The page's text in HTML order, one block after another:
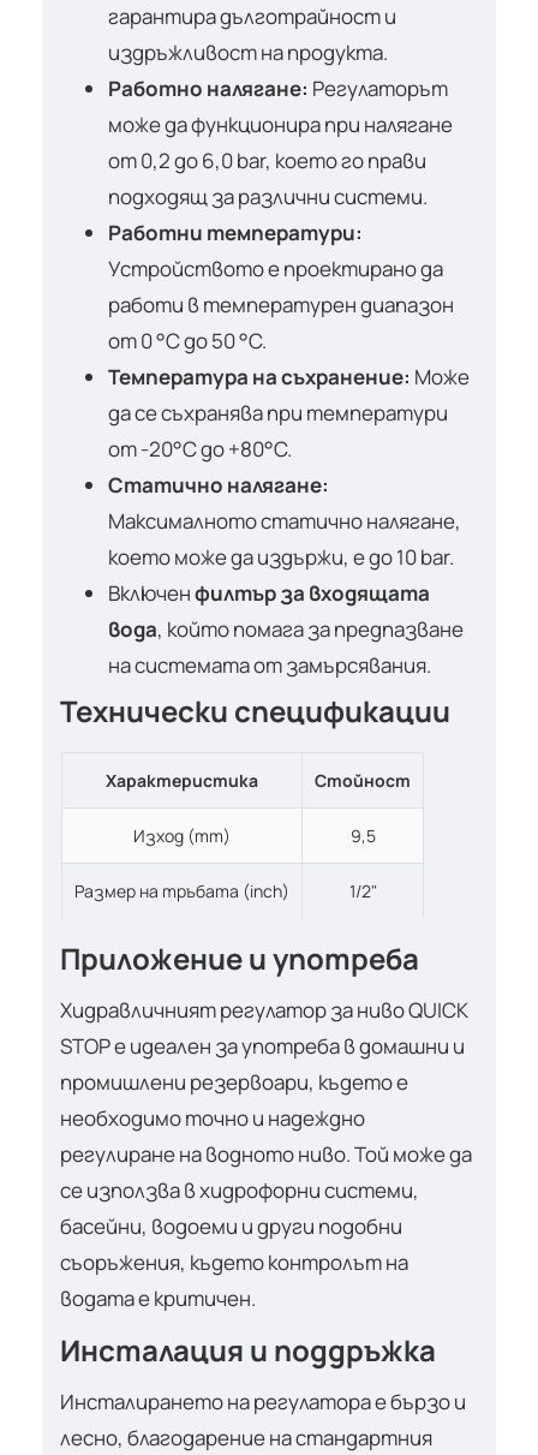
гарантира дълготрайност и
издръжливост на продукта.
Работно налягане: Регулаторът
може да функционира при налягане
от 0,2 до 6,0 bar, което го прави
подходящ за различни системи.
Работни температури:
Устройството е проектирано да
работи в температурен диапазон
от 0 °С до 50 °С.
Температура на съхранение: Може
да се съхранява при температури
от -20°C до +80°C.
Статично налягане:
Максималното статично налягане,
което може да издържи, е до 10 bar.
Включенфилтър за входящата
вода, който помага за предпазване
на системата от замърсявания.
Технически спецификации
Характеристика Стойност
Изход (mm) 9,5
Размер на тръбата (inch) 1/2"
Приложение и употреба
Хидравличният регулатор за ниво QUICK
STOP е идеален за употреба в домашни и
промишлени резервоари, където е
необходимо точно и надеждно
регулиране на водното ниво. Той може да
се използва в хидрофорни системи,
басейни, водоеми и други подобни
съоръжения, където контролът на
водата е критичен.
Инсталация и поддръжка
Инсталирането на регулатора е бързо и
лесно, благодарение на стандартния